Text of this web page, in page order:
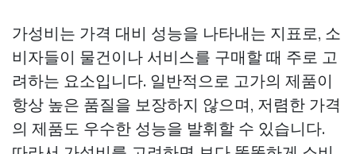
가성비는 가격 대비 성능을 나타내는 지표로, 소
비자들이 물건이나 서비스를 구매할 때 주로 고
려하는 요소입니다. 일반적으로 고가의 제품이
항상 높은 품질을 보장하지 않으며, 저렴한 가격
의 제품도 우수한 성능을 발휘할 수 있습니다.